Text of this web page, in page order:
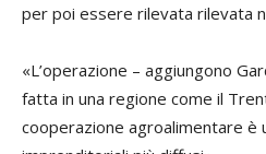
per poi essere rilevata rilevata
«L’operazione – aggiungono
fatta in una regione come il
cooperazione agroalimentare è